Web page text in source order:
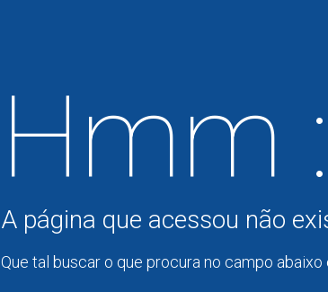
Hmm
A página que acessou não
Que tal buscar o que procura no campo